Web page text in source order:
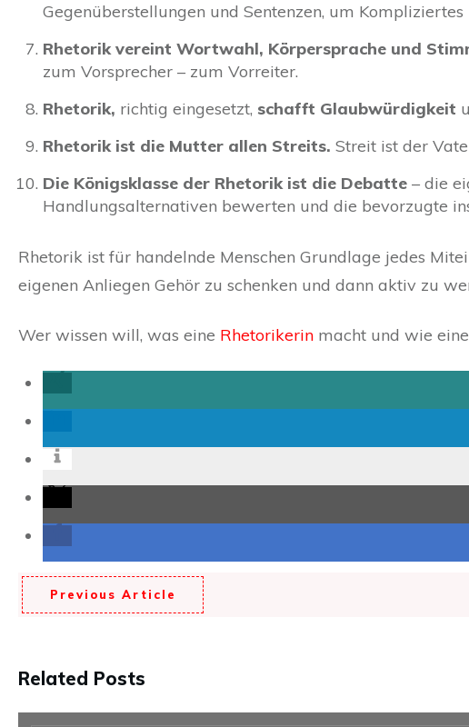
Gegenüberstellungen und Sentenzen, um
Rhetorik vereint Wortwahl, Körpersprache und
zum Vorsprecher – zum Vorreiter.
Rhetorik, richtig eingesetzt, schafft Glaubwürdigkeit
Rhetorik ist die Mutter allen Streits. Streit ist der
Die Königsklasse der Rhetorik ist die Debatte – die
Handlungsalternativen bewerten und die bevorzugte
Rhetorik ist für handelnde Menschen Grundlage jedes
eigenen Anliegen Gehör zu schenken und dann aktiv zu
Wer wissen will, was eine Rhetorikerin macht und wie
Previous Article
Related Posts